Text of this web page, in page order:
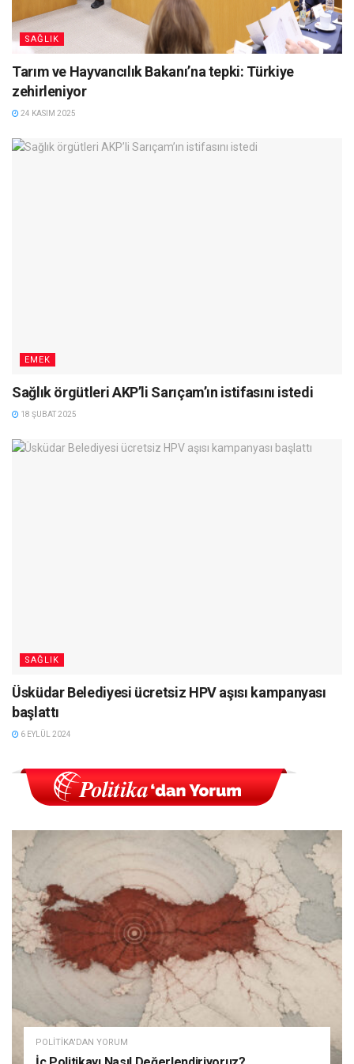
SAĞLIK
Tarım ve Hayvancılık Bakanı’na tepki: Türkiye
zehirleniyor
24 KASIM 2025
EMEK
Sağlık örgütleri AKP’li Sarıçam’ın istifasını istedi
18 ŞUBAT 2025
SAĞLIK
Üsküdar Belediyesi ücretsiz HPV aşısı kampanyası
başlattı
6 EYLÜL 2024
POLITIKA'DAN YORUM